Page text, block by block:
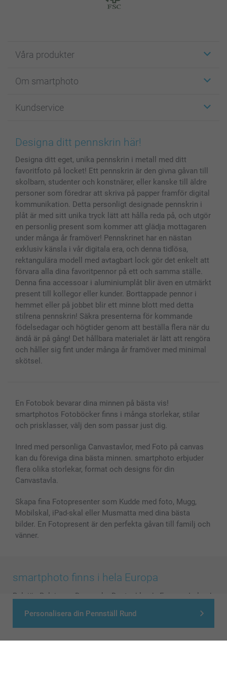
Personalisera din Pennställ Rund
Våra produkter
Fotokort
Fotoböcker
Bilder, Fotoförstoring & Fotohäften
Skal till Mobil & Surfplatta
MyNameBook
Fotoalmanackor & Fotoagenda
Fotoramar & Tillbehör
Presentkort
Alla fotoprodukter
Om smartphoto
För affiliates
Cookie Policy
Sitemap
Villkor och garantier
Investor Relations
Kundservice
smartgaranti
smartbonus
Priser & betalning
Status på beställningar
Designa ditt pennskrin här!
Designa ditt eget, unika pennskrin i metall med ditt
favoritfoto på locket! Ett pennskrin är den givna gåvan till
skolbarn, studenter och konstnärer, eller kanske till äldre
personer som föredrar att skriva på papper framför digital
kommunikation. Detta personligt designade pennskrin i
plåt är med sitt unika tryck lätt att hålla reda på, och utgör
en personlig present som kommer att glädja mottagaren
under många år framöver! Pennskrinet har en nästan
exklusiv känsla i vår digitala era, och denna tidlösa,
rektangulära modell med avtagbart lock gör det enkelt att
förvara alla dina favoritpennor på ett och samma ställe.
Denna fina accessoar i aluminiumplåt blir även en utmärkt
present till kollegor eller kunder. Borttappade pennor i
hemmet eller på jobbet blir ett minne blott med detta
stilrena pennskrin! Säkra presenterna för kommande
födelsedagar och högtider genom att beställa flera när du
ändå är på gång! Det hållbara materialet är lätt att rengöra
och håller sig fint under många år framöver med minimal
skötsel.
En Fotobok bevarar dina minnen på bästa vis!
smartphotos Fotoböcker finns i många storlekar, stilar
och prisklasser, välj den som passar just dig.
Inred med personliga Canvastavlor, med Foto på canvas
kan du föreviga dina bästa minnen. smartphoto erbjuder
flera olika storlekar, format och designs för din
Canvastavla.
Skapa fina Fotopresenter som Kudde med foto, Mugg,
Mobilskal, iPad-skal eller Musmatta med dina bästa
bilder. En Fotopresent är den perfekta gåvan till familj och
vänner.
smartphoto finns i hela Europa
België Belgique Danmark Deutschland France
Ireland
Nederland - Norge Österreich - Schweiz